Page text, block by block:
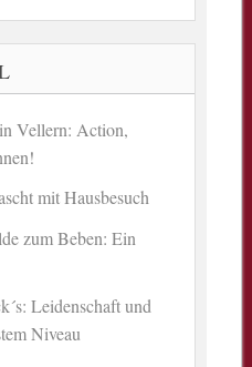
Vellern: Action,
mit Hausbesuch
zum Beben: Ein
Leidenschaft und
Niveau